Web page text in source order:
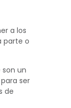
a los
parte o
un
ser
de